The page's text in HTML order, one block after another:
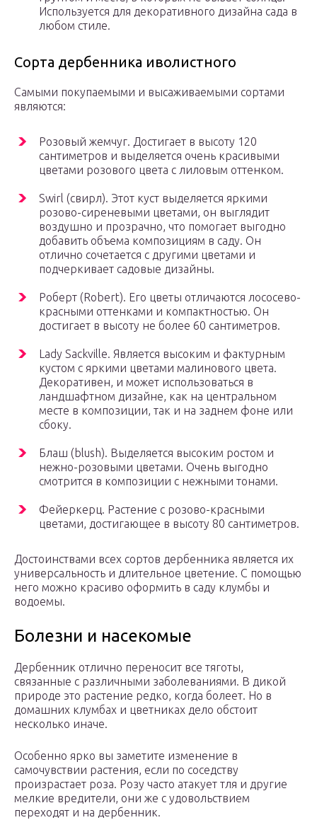
Используется для декоративного дизайна сада в
любом стиле.
Сорта дербенника иволистного
Самыми покупаемыми и высаживаемыми сортами
являются:
Розовый жемчуг. Достигает в высоту 120
сантиметров и выделяется очень красивыми
цветами розового цвета с лиловым оттенком.
Swirl (свирл). Этот куст выделяется яркими
розово-сиреневыми цветами, он выглядит
воздушно и прозрачно, что помогает выгодно
добавить объема композициям в саду. Он
отлично сочетается с другими цветами и
подчеркивает садовые дизайны.
Роберт (Robert). Его цветы отличаются лососево-
красными оттенками и компактностью. Он
достигает в высоту не более 60 сантиметров.
Lady Sackville. Является высоким и фактурным
кустом с яркими цветами малинового цвета.
Декоративен, и может использоваться в
ландшафтном дизайне, как на центральном
месте в композиции, так и на заднем фоне или
сбоку.
Блаш (blush). Выделяется высоким ростом и
нежно-розовыми цветами. Очень выгодно
смотрится в композиции с нежными тонами.
Фейеркерц. Растение с розово-красными
цветами, достигающее в высоту 80 сантиметров.
Достоинствами всех сортов дербенника является их
универсальность и длительное цветение. С помощью
него можно красиво оформить в саду клумбы и
водоемы.
Болезни и насекомые
Дербенник отлично переносит все тяготы,
связанные с различными заболеваниями. В дикой
природе это растение редко, когда болеет. Но в
домашних клумбах и цветниках дело обстоит
несколько иначе.
Особенно ярко вы заметите изменение в
самочувствии растения, если по соседству
произрастает роза. Розу часто атакует тля и другие
мелкие вредители, они же с удовольствием
переходят и на дербенник.